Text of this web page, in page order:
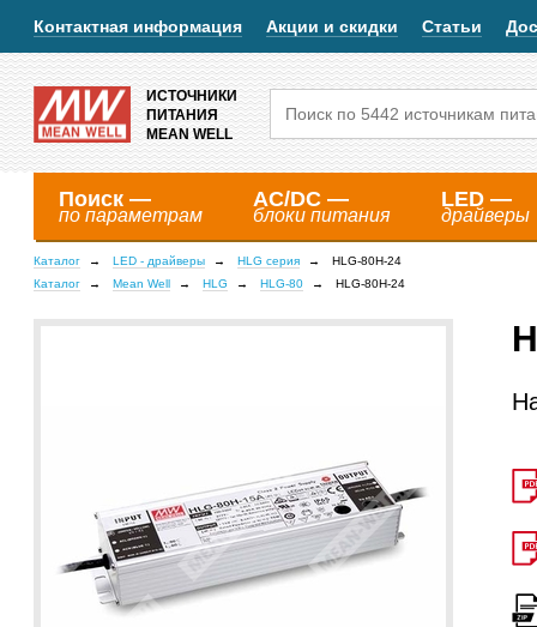
Контактная информация Акции и скидки Статьи
ИСТОЧНИКИ
ПИТАНИЯ
MEAN WELL
Поиск —
по параметрам
AC/DC —
блоки питания
LED —
драйверы
Каталог LED - драйверы HLG серия
HLG-80H-24
Каталог
Mean Well HLG HLG-80 HLG-80H-24